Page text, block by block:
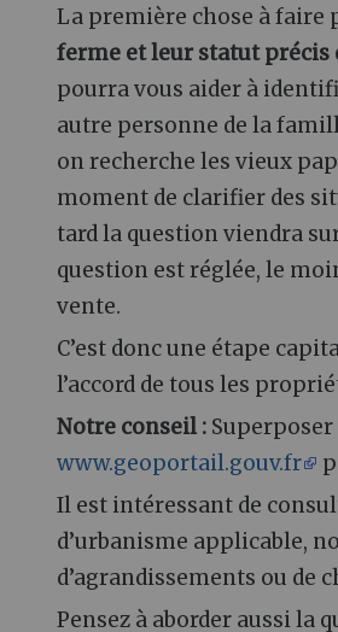
La première chose à faire
ferme et leur statut précis
pourra vous aider à
autre personne de la
on recherche les vieux
moment de clarifier des
tard la question viendra
question est réglée, le
vente.
C’est donc une étape
l’accord de tous les
Notre conseil :
www.geoportail.gouv.fr
Il est intéressant de
d’urbanisme applicable,
d’agrandissements ou de
Pensez à aborder aussi la